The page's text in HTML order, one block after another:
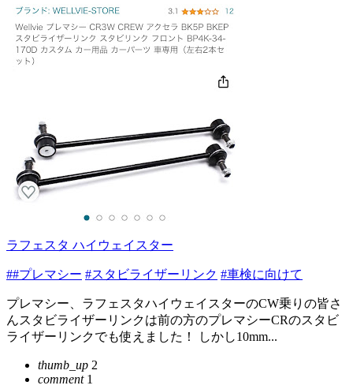
ラフェスタ ハイウェイスター
##プレマシー #スタビライザーリンク #車検に向けて
プレマシー、ラフェスタハイウェイスターのCW乗りの皆さ
んスタビライザーリンクは前の方のプレマシーCRのスタビ
ライザーリンクでも使えました！ しかし10mm...
thumb_up 2
comment1